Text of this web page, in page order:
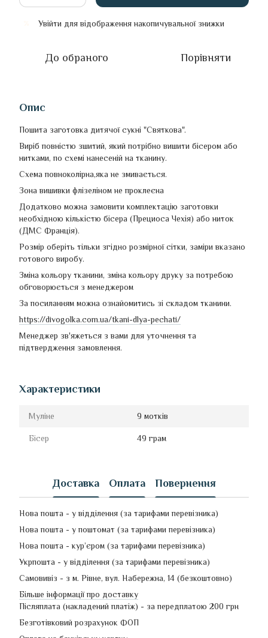
Увійти для відображення накопичувальної знижки
До обраного Порівняти
Опис
Пошита заготовка дитячої сукні "Святкова".
Виріб повністю зшитий, який потрібно вишити бісером або
нитками, по схемі нанесеній на тканину.
Схема повноколірна,яка не змивається.
Зона вишивки флізеліном не проклеєна
Додатково можна замовити комплектацію заготовки
необхідною кількістю бісера (Прециоса Чехія) або ниток
(ДМС Франція).
Розмір оберіть тільки згідно розмірної сітки, заміри вказано
готового виробу.
Зміна кольору тканини, зміна кольору друку за потребою
обговорюється з менеджером
За посиланням можна ознайомитись зі складом тканини.
https://divogolka.com.ua/tkani-dlya-pechati/
Менеджер зв'яжеться з вами для уточнення та
підтвердження замовлення.
Характеристики
Муліне 9 мотків
Бісер 49 грам
Доставка Оплата Повернення
Нова пошта - у відділення (за тарифами перевізника)
Нова пошта - у поштомат (за тарифами перевізника)
Нова пошта - кур’єром (за тарифами перевізника)
Укрпошта - у відділення (за тарифами перевізника)
Самовивіз - з м. Рівне, вул. Набережна, 14 (безкоштовно)
Більше інформації про доставку
Післяплата (накладений платіж) - за передплатою 200 грн
Безготівковий розрахунок ФОП